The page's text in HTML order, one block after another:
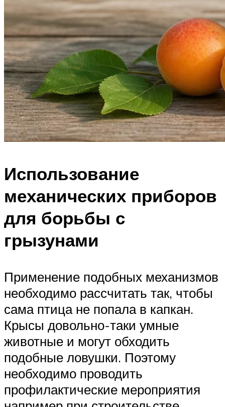
Использование
механических приборов
для борьбы с
грызунами
Применение подобных механизмов
необходимо рассчитать так, чтобы
сама птица не попала в капкан.
Крысы довольно-таки умные
животные и могут обходить
подобные ловушки. Поэтому
необходимо проводить
профилактические мероприятия